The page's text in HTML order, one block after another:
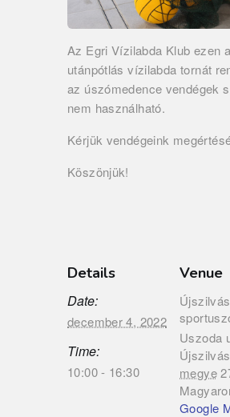
Az Egri Vízilabda Klub ezen
utánpótlás vízilabda tornát
az úszómedence vendégek
nem használható.
Kérjük vendégeink
Köszönjük!
Details
Date:
december 4, 2022
Time:
10:00 - 16:30
Venue
Uszoda
Újszilvás
megye
Google